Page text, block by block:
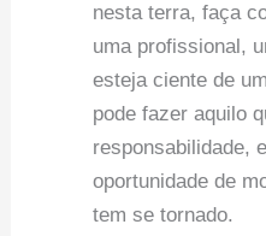
nesta terra, faça
uma profissional,
esteja ciente de
pode fazer aquilo
responsabilidade,
oportunidade de
tem se tornado.